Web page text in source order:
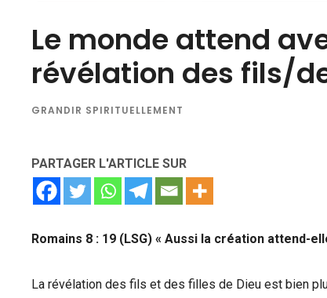
Le monde attend
révélation des fils/
GRANDIR SPIRITUELLEMENT
PARTAGER L'ARTICLE SUR
Romains 8 : 19 (LSG) « Aussi la création attend-
La révélation des fils et des filles de Dieu est bien